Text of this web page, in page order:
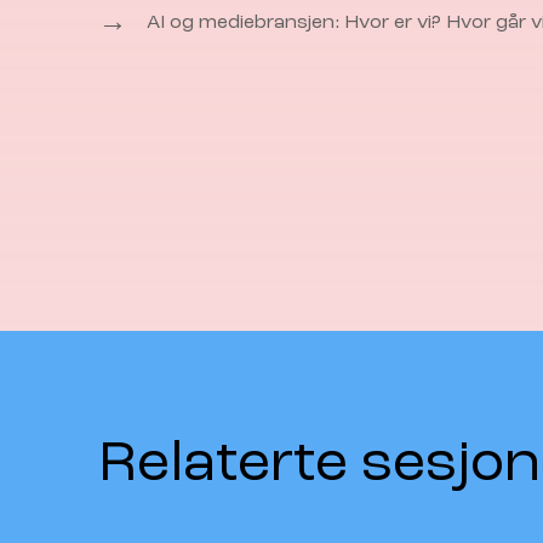
→
AI og mediebransjen: Hvor er vi? Hvor går
Relaterte